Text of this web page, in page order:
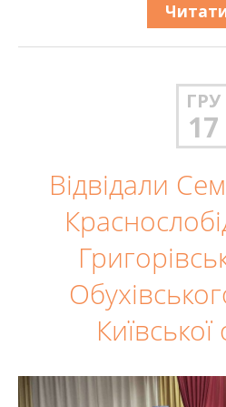
ГРУ
17
Відвідали
Київської